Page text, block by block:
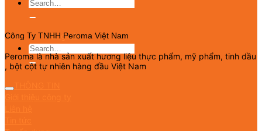
English
Công Ty TNHH Peroma Việt Nam
Peroma là nhà sản xuất hương liệu thực phẩm, mỹ phẩm, tinh dầu
, bột cột tự nhiên hàng đầu Việt Nam